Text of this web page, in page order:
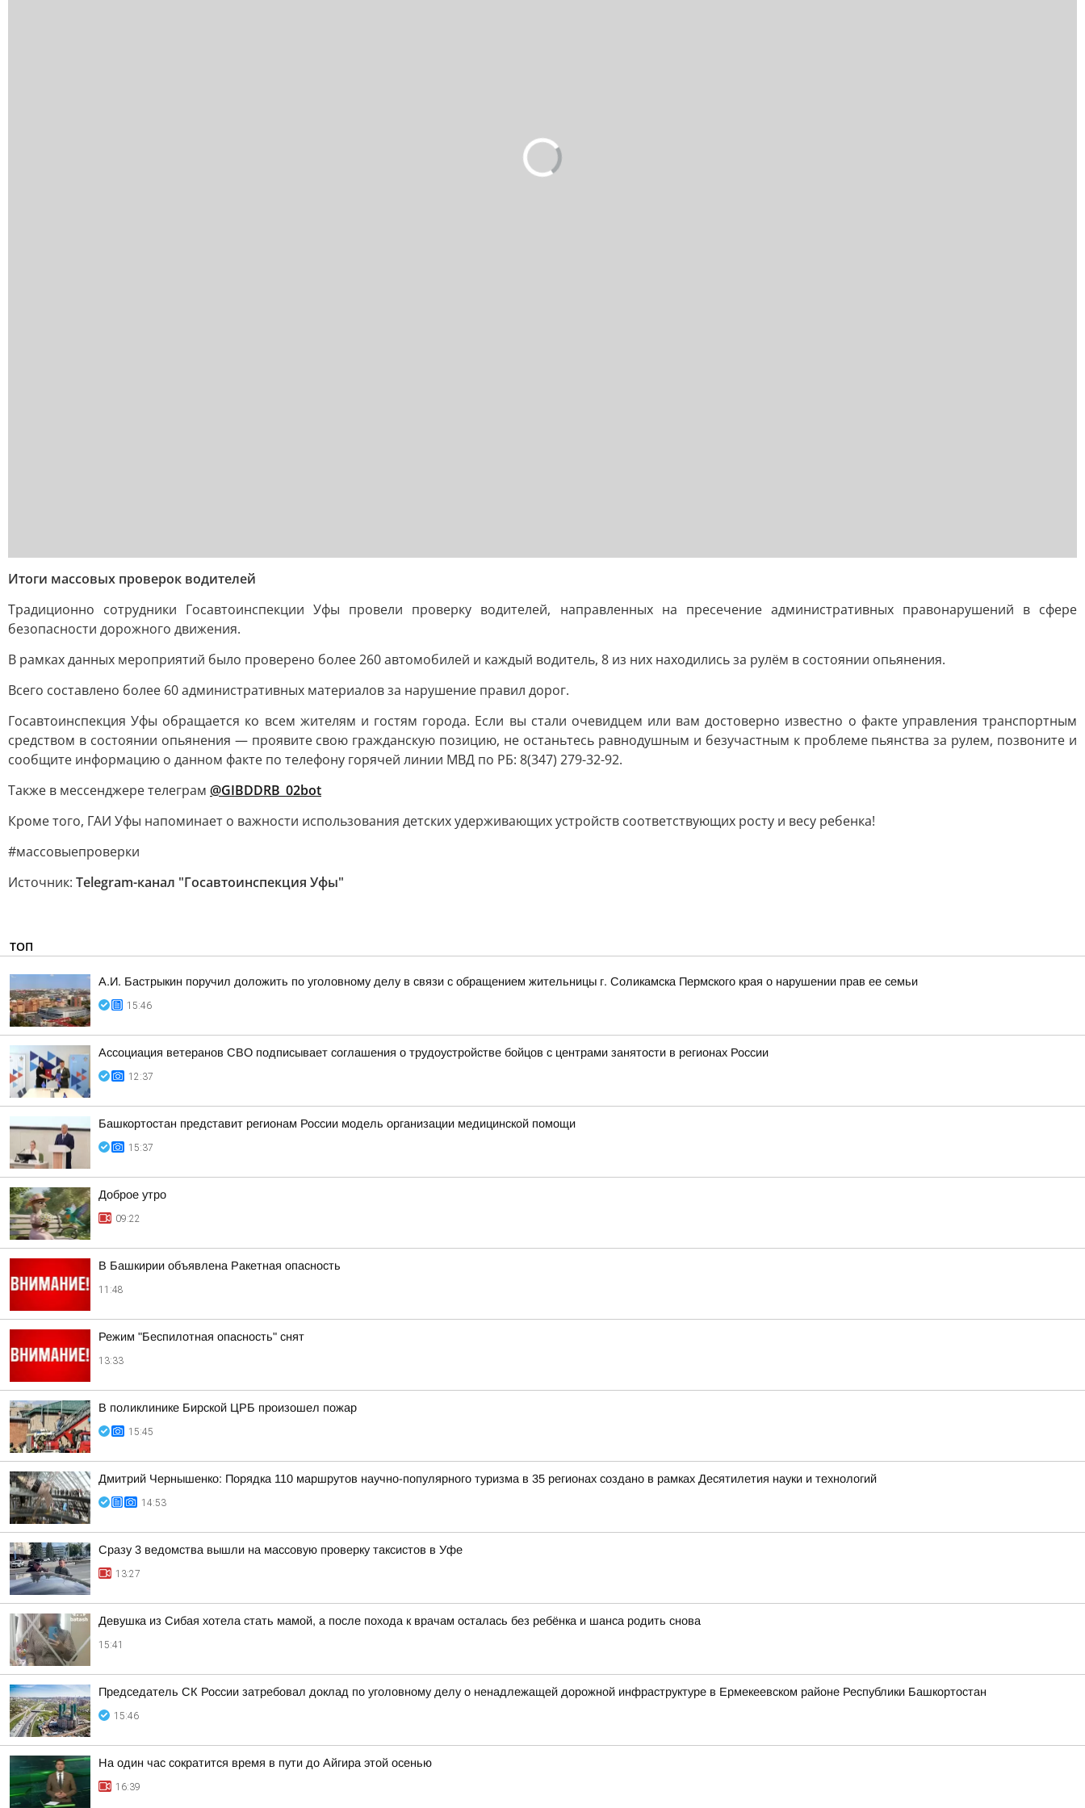
Итоги массовых проверок водителей
Традиционно сотрудники Госавтоинспекции Уфы провели проверку водителей, направленных на пресечение административных правонарушений в сфере
безопасности дорожного движения.
В рамках данных мероприятий было проверено более 260 автомобилей и каждый водитель, 8 из них находились за рулём в состоянии опьянения.
Всего составлено более 60 административных материалов за нарушение правил дорог.
Госавтоинспекция Уфы обращается ко всем жителям и гостям города. Если вы стали очевидцем или вам достоверно известно о факте управления транспортным
средством в состоянии опьянения — проявите свою гражданскую позицию, не останьтесь равнодушным и безучастным к проблеме пьянства за рулем, позвоните и
сообщите информацию о данном факте по телефону горячей линии МВД по РБ: 8(347) 279-32-92.
Также в мессенджере телеграм @GIBDDRB_02bot
Кроме того, ГАИ Уфы напоминает о важности использования детских удерживающих устройств соответствующих росту и весу ребенка!
#массовыепроверки
Источник: Telegram-канал "Госавтоинспекция Уфы"
ТОП
А.И. Бастрыкин поручил доложить по уголовному делу в связи с обращением жительницы г. Соликамска Пермского края о нарушении прав ее семьи
15:46
Ассоциация ветеранов СВО подписывает соглашения о трудоустройстве бойцов с центрами занятости в регионах России
12:37
Башкортостан представит регионам России модель организации медицинской помощи
15:37
Доброе утро
09:22
В Башкирии объявлена Ракетная опасность
11:48
Режим "Беспилотная опасность" снят
13:33
В поликлинике Бирской ЦРБ произошел пожар
15:45
Дмитрий Чернышенко: Порядка 110 маршрутов научно-популярного туризма в 35 регионах создано в рамках Десятилетия науки и технологий
14:53
Сразу 3 ведомства вышли на массовую проверку таксистов в Уфе
13:27
Девушка из Сибая хотела стать мамой, а после похода к врачам осталась без ребёнка и шанса родить снова
15:41
Председатель СК России затребовал доклад по уголовному делу о ненадлежащей дорожной инфраструктуре в Ермекеевском районе Республики Башкортостан
15:46
На один час сократится время в пути до Айгира этой осенью
16:39